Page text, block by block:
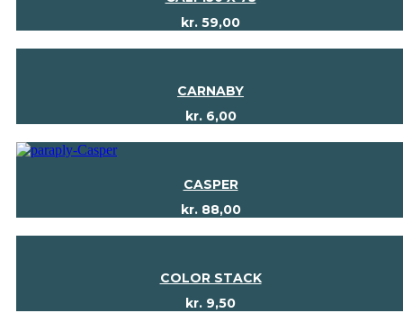
kr. 59,00
CARNABY
kr.6,00
CASPER
kr.88,00
COLOR STACK
kr. 9,50